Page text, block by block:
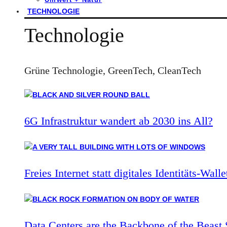
TECHNOLOGIE
Technologie
Grüne Technologie, GreenTech, CleanTech
6G Infrastruktur wandert ab 2030 ins All?
Freies Internet statt digitales Identitäts-